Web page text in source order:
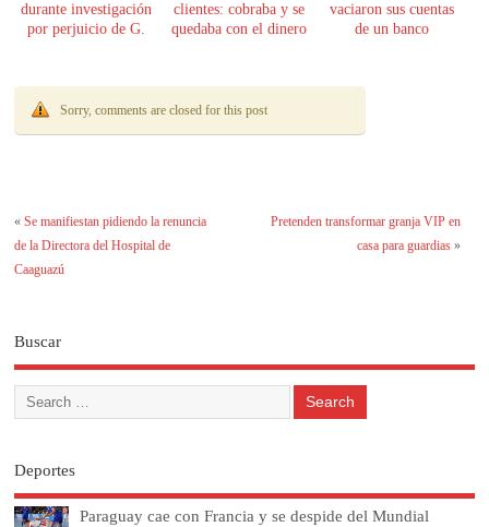
durante investigación
por perjuicio de G.
clientes: cobraba y se
quedaba con el dinero
vaciaron sus cuentas
de un banco
Sorry, comments are closed for this post
«Se manifiestan pidiendo la renuncia
de la Directora del Hospital de
Caaguazú
Pretenden transformar granja VIP en
casa para guardias»
Buscar
Deportes
Paraguay cae con Francia y se despide del Mundial